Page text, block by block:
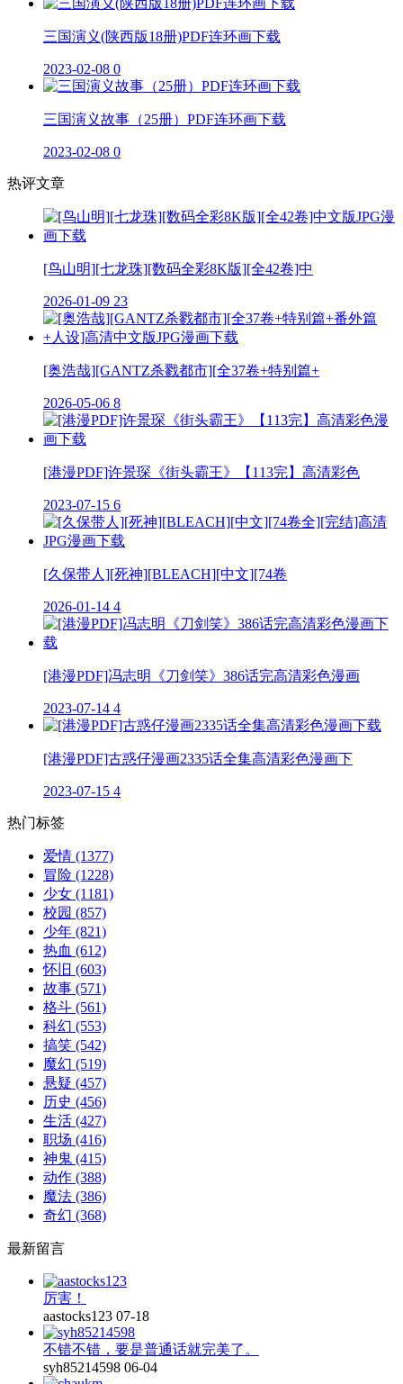
三国演义(陕西版18册)PDF连环画下载
2023-02-08 0
三国演义故事（25册）PDF连环画下载
2023-02-08 0
热评文章
[鸟山明][七龙珠][数码全彩8K版][全42卷]中
2026-01-09 23
[奥浩哉][GANTZ杀戮都市][全37卷+特别篇+
2026-05-06 8
[港漫PDF]许景琛《街头霸王》【113完】高清彩色
2023-07-15 6
[久保带人][死神][BLEACH][中文][74卷
2026-01-14 4
[港漫PDF]冯志明《刀剑笑》386话完高清彩色漫画
2023-07-14 4
[港漫PDF]古惑仔漫画2335话全集高清彩色漫画下
2023-07-15 4
热门标签
爱情 (1377)
冒险 (1228)
少女 (1181)
校园 (857)
少年 (821)
热血 (612)
怀旧 (603)
故事 (571)
格斗 (561)
科幻 (553)
搞笑 (542)
魔幻 (519)
悬疑 (457)
历史 (456)
生活 (427)
职场 (416)
神鬼 (415)
动作 (388)
魔法 (386)
奇幻 (368)
最新留言
厉害！
aastocks123 07-18
不错不错，要是普通话就完美了。
syh85214598 06-04